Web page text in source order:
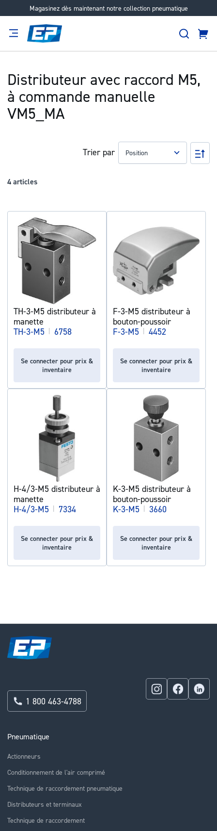
Magasinez dès maintenant notre collection pneumatique
Aller
Distributeur avec raccord M5,
à commande manuelle
VM5_MA
4 articles
Trier par
Par
TH-3-M5 distributeur à
manette
TH-3-M5 | 6758
Se connecter pour prix &
inventaire
F-3-M5 distributeur à
bouton-poussoir
F-3-M5 | 4452
Se connecter pour prix &
inventaire
H-4/3-M5 distributeur à
manette
H-4/3-M5 | 7334
Se connecter pour prix &
inventaire
K-3-M5 distributeur à
bouton-poussoir
K-3-M5 | 3660
Se connecter pour prix &
inventaire
Pneumatique
Actionneurs
Conditionnement de l'air comprimé
Technique de raccordement pneumatique
Distributeurs et terminaux
Technique de raccordement
1 800 463-4788